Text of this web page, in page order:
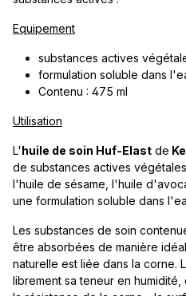
Equipement
substances actives
formulation soluble dans
Contenu : 475 ml
Utilisation
L'huile de soin Huf-Elast de
de substances actives
l'huile de sésame, l'huile
une formulation soluble dans
Les substances de soin
être absorbées de manière
naturelle est liée dans la corne.
librement sa teneur en